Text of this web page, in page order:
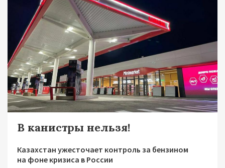
В канистры нельзя!
Казахстан ужесточает контроль за бензином
на фоне кризиса в России